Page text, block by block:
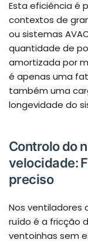
Esta eficiência é
contextos de
ou sistemas
quantidade de
amortizada por
é apenas uma
também uma
longevidade do
Controlo do
velocidade:
preciso
Nos ventiladores
ruído é a fricção
ventoinhas sem